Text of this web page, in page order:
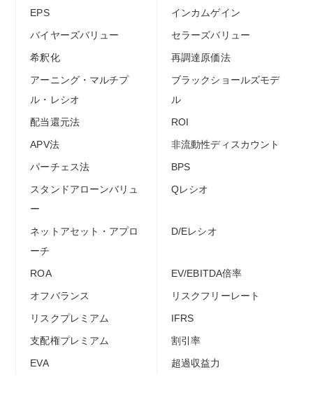
EPS
インカムゲイン
バイヤーズバリュー
セラーズバリュー
希釈化
再調達原価法
アーニング・マルチプ
ル・レシオ
ブラックショールズモデ
ル
配当還元法
ROI
APV法
非流動性ディスカウント
パーチェス法
BPS
スタンドアローンバリュ
ー
Qレシオ
ネットアセット・アプロ
ーチ
D/Eレシオ
ROA
EV/EBITDA倍率
オフバランス
リスクフリーレート
リスクプレミアム
IFRS
支配権プレミアム
割引率
EVA
超過収益力